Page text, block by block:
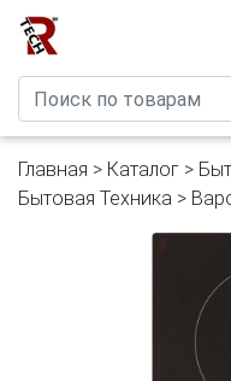
Главная > Каталог >
Бытовая Техника >